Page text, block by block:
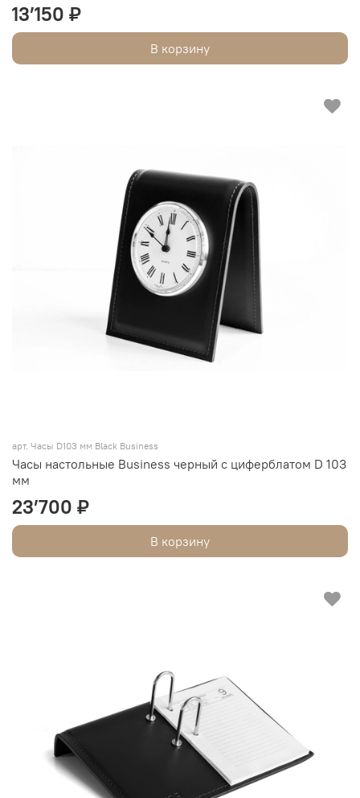
13’150 ₽
В корзину
арт. Часы D103 мм Black Business
Часы настольные Business черный с циферблатом D 103
мм
23’700 ₽
В корзину